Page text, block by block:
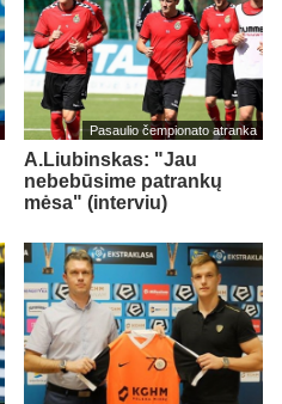
Pasaulio čempionato atranka
A.Liubinskas: "Jau
nebebūsime patrankų
mėsa" (interviu)